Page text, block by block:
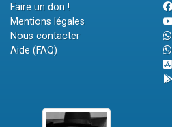
Faire un don !
Mentions légales
Nous contacter
Aide (FAQ)